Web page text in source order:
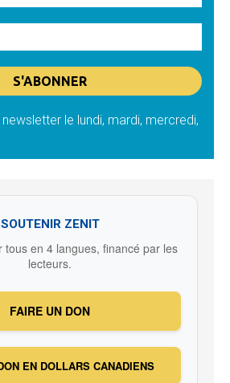
le lundi, mardi, mercredi,
SOUTENIR ZENIT
tous en 4 langues, financé par les
lecteurs.
FAIRE UN DON
EN DOLLARS CANADIENS